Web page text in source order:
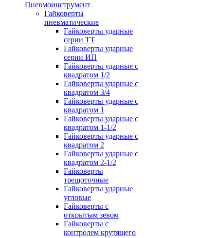
Пневмоинструмент
Гайковерты
пневматические
Гайковерты ударные
серии ТТ
Гайковерты ударные
серии ИП
Гайковерты ударные с
квадратом 1/2
Гайковерты ударные с
квадратом 3/4
Гайковерты ударные с
квадратом 1
Гайковерты ударные с
квадратом 1-1/2
Гайковерты ударные с
квадратом 2
Гайковерты ударные с
квадратом 2-1/2
Гайковерты
трещоточные
Гайковерты ударные
угловые
Гайковерты с
открытым зевом
Гайковерты с
контролем крутящего